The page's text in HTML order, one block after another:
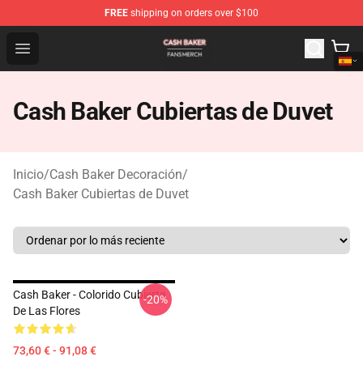
FREE shipping on orders over $100
Open menu
Cash Baker Shop - Official Cash Baker Merchandise
Cash Baker Cubiertas de Duvet
Inicio/Cash Baker Decoración/
Cash Baker Cubiertas de Duvet
Cash Baker - Colorido Cubierta
De Las Flores
73,60 € - 91,08 €
-20%